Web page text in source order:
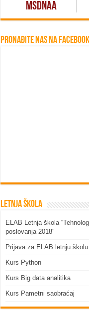
MSDNAA
Pronađite nas na
Letnja škola
ELAB Letnja škola
poslovanja 2018″
Prijava za ELAB letnju školu
Kurs Python
Kurs Big data analitika
Kurs Pametni saobraćaj